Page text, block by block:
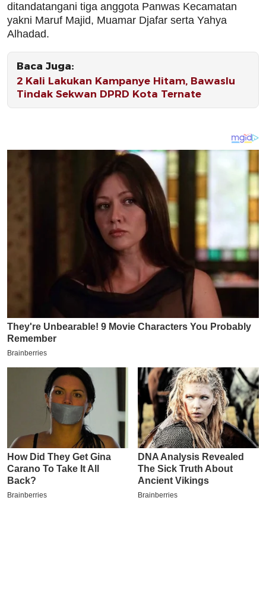
ditandatangani tiga anggota Panwas Kecamatan
yakni Maruf Majid, Muamar Djafar serta Yahya
Alhadad.
Baca Juga:
2 Kali Lakukan Kampanye Hitam, Bawaslu
Tindak Sekwan DPRD Kota Ternate